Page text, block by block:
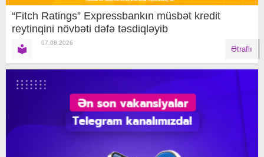
“Fitch Ratings” Expressbankın müsbət kredit
reytinqini növbəti dəfə təsdiqləyib
07.08.2026
Ətraflı